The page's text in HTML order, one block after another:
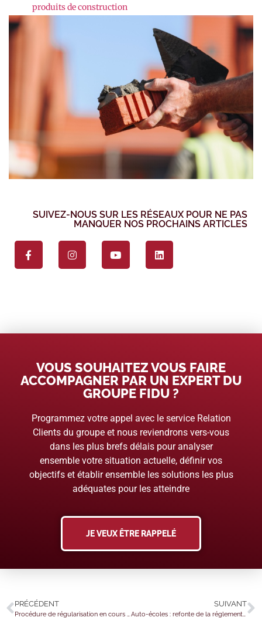
produits de construction
SUIVEZ-NOUS SUR LES RÉSEAUX POUR NE PAS
MANQUER NOS PROCHAINS ARTICLES
VOUS SOUHAITEZ VOUS FAIRE
ACCOMPAGNER PAR UN EXPERT DU
GROUPE FIDU ?
Programmez votre appel avec le service Relation
Clients du groupe et nous reviendrons vers-vous
dans les plus brefs délais pour analyser
ensemble votre situation actuelle, définir vos
objectifs et établir ensemble les solutions les plus
adéquates pour les atteindre
JE VEUX ÊTRE RAPPELÉ
PRÉCÉDENT
Procédure de régularisation en cours de contrôle fiscal : simplification en vue
SUIVANT
Auto-écoles : refonte de la réglementation